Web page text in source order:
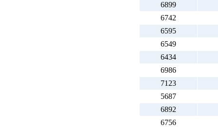
6899
6742
6595
6549
6434
6986
7123
5687
6892
6756